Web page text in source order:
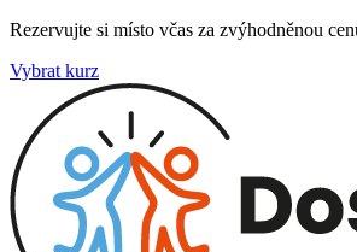
Rezervujte si místo včas za zvýhodněnou
Vybrat kurz